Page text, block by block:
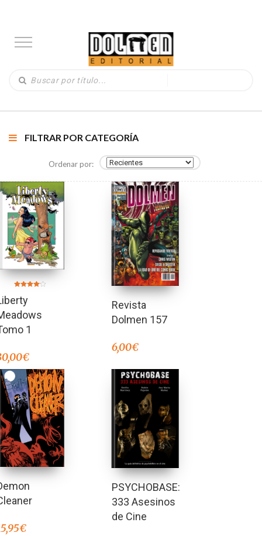
FILTRAR POR CATEGORÍA
Ordenar por:
en
4.00
de 5
1
€
Revista
Dolmen 157
6,00€
€
PSYCHOBASE:
333 Asesinos
de Cine